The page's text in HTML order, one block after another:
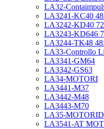
LA32-
LA3241-KC40
LA3242-KD40
LA3243-KD646
LA3244-TK48
LA33-Controllo
LA3341-GM64
LA3342-GS63
LA34-MOTORI
LA3441-M37
LA3442-M48
LA3443-M70
LA35-
LA3541-AT